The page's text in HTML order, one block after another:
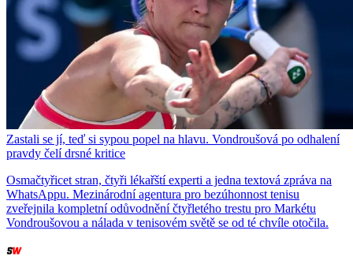
Zastali se jí, teď si sypou popel na hlavu. Vondroušová po odhalení
pravdy čelí drsné kritice
Osmačtyřicet stran, čtyři lékařští experti a jedna textová zpráva na
WhatsAppu. Mezinárodní agentura pro bezúhonnost tenisu
zveřejnila kompletní odůvodnění čtyřletého trestu pro Markétu
Vondroušovou a nálada v tenisovém světě se od té chvíle otočila.